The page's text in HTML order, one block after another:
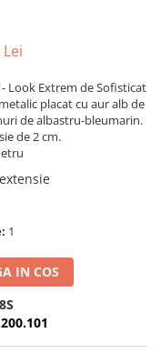
Look Extrem de Sofisticat
placat cu aur alb de
de albastru-bleumarin.
de 2 cm.
1
IN COS